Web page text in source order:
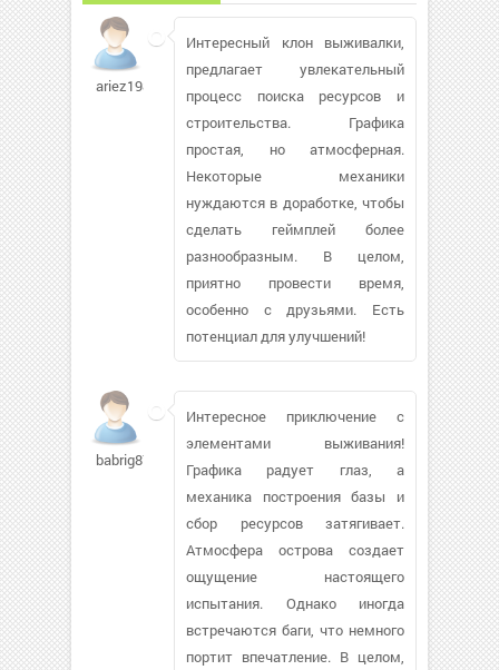
ariez1986
Интересный клон выживалки,
предлагает увлекательный
процесс поиска ресурсов и
строительства. Графика
простая, но атмосферная.
Некоторые механики
нуждаются в доработке, чтобы
сделать геймплей более
разнообразным. В целом,
приятно провести время,
особенно с друзьями. Есть
потенциал для улучшений!
babrig876
Интересное приключение с
элементами выживания!
Графика радует глаз, а
механика построения базы и
сбор ресурсов затягивает.
Атмосфера острова создает
ощущение настоящего
испытания. Однако иногда
встречаются баги, что немного
портит впечатление. В целом,